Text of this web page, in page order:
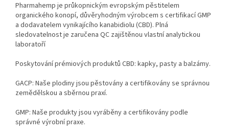
Pharmahemp je průkopnickým evropským pěstitelem
organického konopí, důvěryhodným výrobcem s certifikací GMP
a dodavatelem vynikajícího kanabidiolu (CBD). Plná
sledovatelnost je zaručena QC zajištěnou vlastní analytickou
laboratoří
Poskytování prémiových produktů CBD: kapky, pasty a balzámy.
GACP: Naše plodiny jsou pěstovány a certifikovány se správnou
zemědělskou a sběrnou praxí.
GMP: Naše produkty jsou vyráběny a certifikovány podle
správné výrobní praxe.